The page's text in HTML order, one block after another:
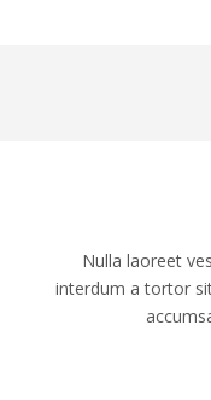
Nulla laoreet
interdum a tortor